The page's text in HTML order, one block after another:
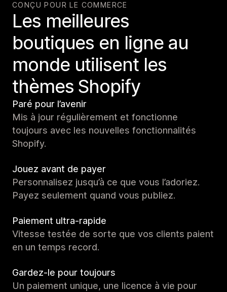
CONÇU POUR LE COMMERCE
Les meilleures
boutiques en ligne au
monde utilisent les
thèmes Shopify
Paré pour l’avenir
Mis à jour régulièrement et fonctionne
toujours avec les nouvelles fonctionnalités
Shopify.
Jouez avant de payer
Personnalisez jusqu’à ce que vous l’adoriez.
Payez seulement quand vous publiez.
Paiement ultra-rapide
Vitesse testée de sorte que vos clients paient
en un temps record.
Gardez-le pour toujours
Un paiement unique, une licence à vie pour